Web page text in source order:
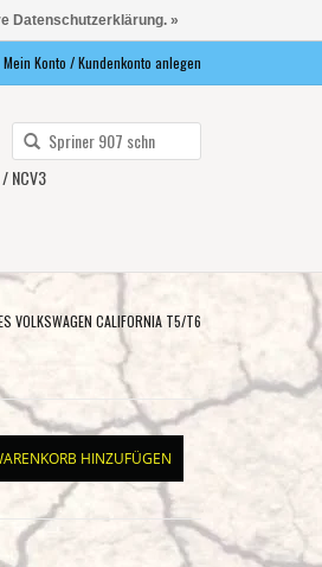
Mein Konto / Kundenkonto anlegen
verfügbare
die
Eingabetaste,
NCV3
VOLKSWAGEN CALIFORNIA T5/T6
HINZUFÜGEN
Datenschutzerklärung. »